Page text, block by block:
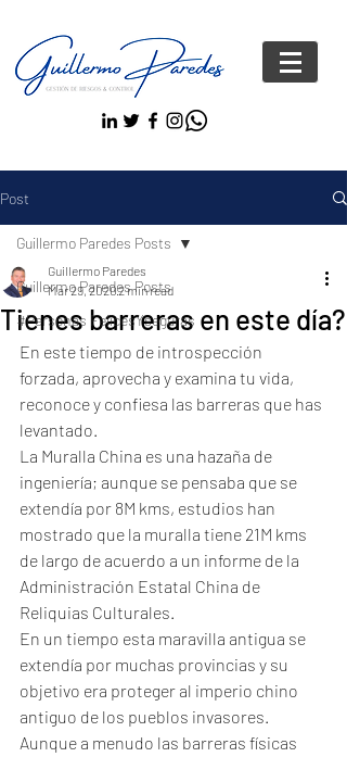
Post
Guillermo Paredes Posts
#Personas FelicesYseguras
Guillermo Paredes Posts
Tienes barreras en este día?
Guillermo Paredes
Mar 29, 20202 min read
En este tiempo de introspección
forzada, aprovecha y examina tu vida,
reconoce y confiesa las barreras que has
levantado.
La Muralla China es una hazaña de
ingeniería; aunque se pensaba que se
extendía por 8M kms, estudios han
mostrado que la muralla tiene 21M kms
de largo de acuerdo a un informe de la
Administración Estatal China de
Reliquias Culturales.
En un tiempo esta maravilla antigua se
extendía por muchas provincias y su
objetivo era proteger al imperio chino
antiguo de los pueblos invasores.
Aunque a menudo las barreras físicas